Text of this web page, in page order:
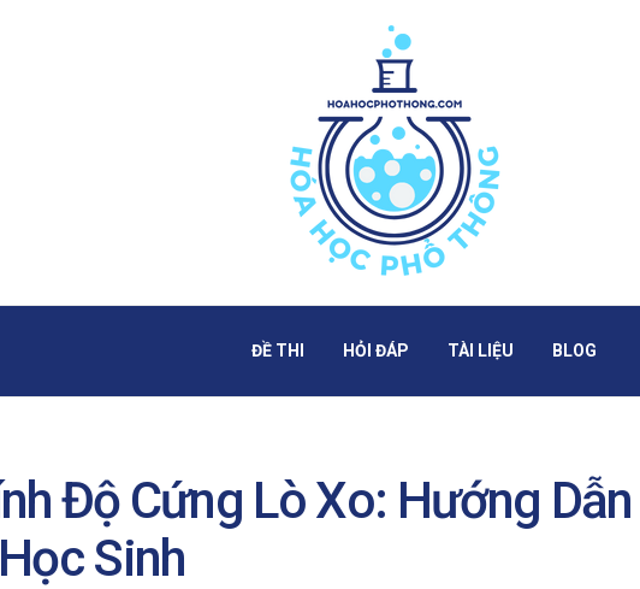
ĐỀ THI HỎI ĐÁP TÀI LIỆU BLOG
Độ Cứng Lò Xo: Hướng Dẫn
Sinh